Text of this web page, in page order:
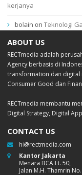
kerjanya
bolain on Teknologi
ABOUT US
RECTmedia adalah
Agency berbasis di
transformation dan digital
Consumer Good dan
RECTmedia membantu
Digital Strategy, Digital
CONTACT US
hi@rectmedia.com
Kantor Jakarta
Menara BCA Lt. 50,
Jalan M.H. Thamrin